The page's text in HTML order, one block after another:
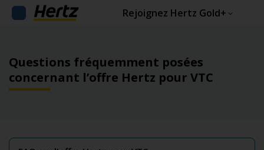
Rejoignez Hertz Gold+
Questions fréquemment posées
concernant l’offre Hertz pour VTC